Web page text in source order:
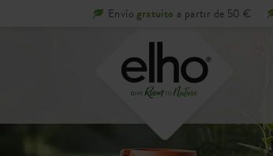
Envíogratuito a partir de 50 €